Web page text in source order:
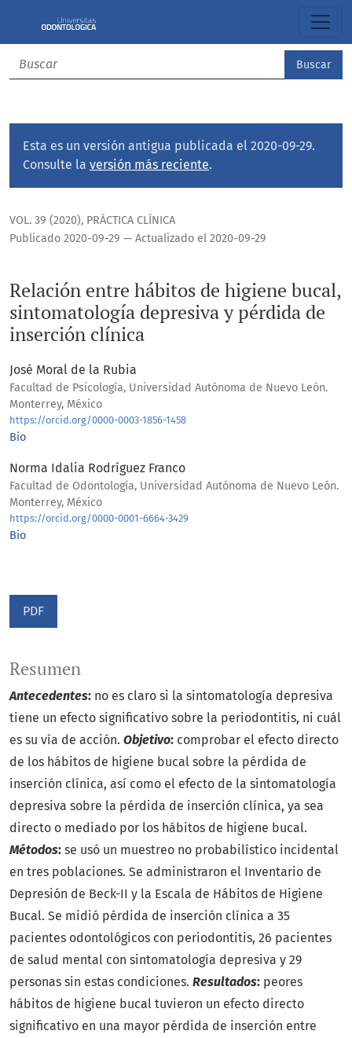
Buscar
Esta es un versión antigua publicada el 2020-09-29.
Consulte la versión más reciente.
VOL. 39 (2020), PRÁCTICA CLÍNICA
Relación entre hábitos de higiene bucal,
sintomatología depresiva y pérdida de
inserción clínica
Publicado 2020-09-29 — Actualizado el 2020-09-29
José Moral de la Rubia
Facultad de Psicología, Universidad Autónoma de Nuevo León.
Monterrey, México
https://orcid.org/0000-0003-1856-1458
Bio
Norma Idalia Rodríguez Franco
Facultad de Odontología, Universidad Autónoma de Nuevo León.
Monterrey, México
https://orcid.org/0000-0001-6664-3429
Bio
PDF
Resumen
Antecedentes: no es claro si la sintomatología depresiva
tiene un efecto significativo sobre la periodontitis, ni cuál
es su vía de acción. Objetivo: comprobar el efecto directo
de los hábitos de higiene bucal sobre la pérdida de
inserción clínica, así como el efecto de la sintomatología
depresiva sobre la pérdida de inserción clínica, ya sea
directo o mediado por los hábitos de higiene bucal.
Métodos: se usó un muestreo no probabilístico incidental
en tres poblaciones. Se administraron el Inventario de
Depresión de Beck-II y la Escala de Hábitos de Higiene
Bucal. Se midió pérdida de inserción clínica a 35
pacientes odontológicos con periodontitis, 26 pacientes
de salud mental con sintomatología depresiva y 29
personas sin estas condiciones. Resultados: peores
hábitos de higiene bucal tuvieron un efecto directo
significativo en una mayor pérdida de inserción entre